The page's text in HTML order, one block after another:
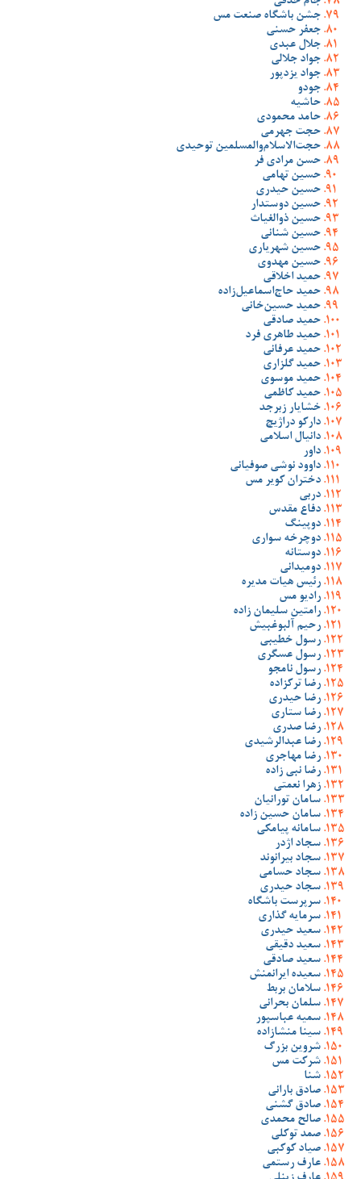
جشن باشگاه صنعت مس
جعفر حسنی
جلال عبدی
جواد جلالی
جواد یزدپور
جودو
حاشیه
حامد محمودی
حجت جهرمی
حجت‌الاسلام‌والمسلمین توحیدی
حسن مرادی فر
حسین تهامی
حسین حیدری
حسین دوستدار
حسین ذوالغیاث
حسین شنانی
حسین شهریاری
حسین مهدوی
حمید اخلاقی
حمید حاج‌اسماعیل‌زاده
حمید حسین‌خانی
حمید صادقی
حمید طاهری فرد
حمید عرفانی
حمید گلزاری
حمید موسوی
حمید کاظمی
خشایار زبرجد
دارکو دراژیچ
دانیال اسلامی
داور
داوود نوشی صوفیانی
دختران کویر مس
دربی
دفاع مقدس
دوپینگ
دوچرخه سواری
دوستانه
دومیدانی
رئیس هیات مدیره
رادیو مس
رامتین سلیمان زاده
رحیم آلبوغبیش
رسول خطیبی
رسول عسگری
رسول نامجو
رضا ترکزاده
رضا حیدری
رضا ستاری
رضا صدری
رضا عبدالرشیدی
رضا مهاجری
رضا نبی زاده
زهرا نعمتی
سامان تورانیان
سامان حسین زاده
سامانه پیامکی
سجاد اژدر
سجاد بیرانوند
سجاد حسامی
سجاد حیدری
سرپرست باشگاه
سرمایه گذاری
سعید حیدری
سعید دقیقی
سعید صادقی
سعیده ایرانمنش
سلامان بربط
سلمان بحرانی
سمیه عباسپور
سینا منشازاده
شروین بزرگ
شرکت مس
شنا
صادق بارانی
صادق گشنی
صالح محمدی
صمد توکلی
صیاد کوکبی
عارف رستمی